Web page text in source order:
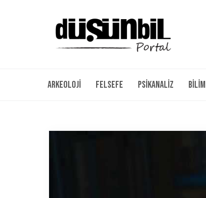
Arkeoloji Felsefe Psikanaliz Bilim